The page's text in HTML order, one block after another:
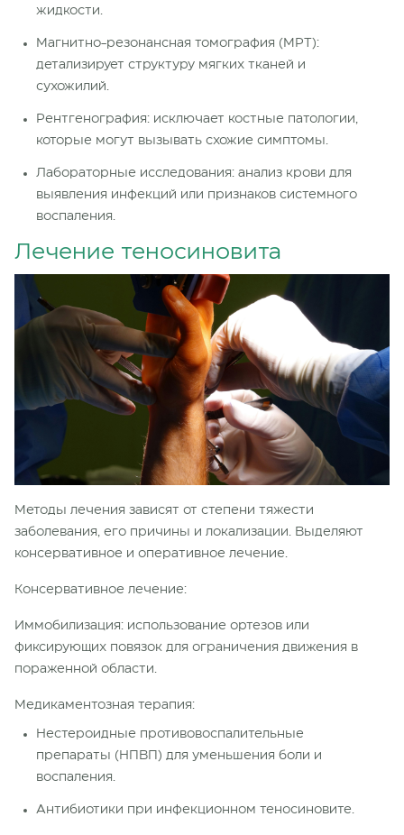
жидкости.
Магнитно-резонансная томография (МРТ):
детализирует структуру мягких тканей и
сухожилий.
Рентгенография: исключает костные патологии,
которые могут вызывать схожие симптомы.
Лабораторные исследования: анализ крови для
выявления инфекций или признаков системного
воспаления.
Лечение теносиновита
Методы лечения зависят от степени тяжести
заболевания, его причины и локализации. Выделяют
консервативное и оперативное лечение.
Консервативное лечение:
Иммобилизация: использование ортезов или
фиксирующих повязок для ограничения движения в
пораженной области.
Медикаментозная терапия:
Нестероидные противовоспалительные
препараты (НПВП) для уменьшения боли и
воспаления.
Антибиотики при инфекционном теносиновите.